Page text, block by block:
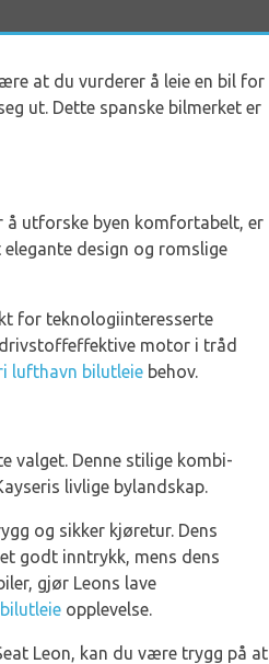
at du vurderer å leie en bil for
ut. Dette spanske bilmerket er
å utforske byen komfortabelt, er
design og romslige
for teknologiinteresserte
motor i tråd
lufthavn bilutleie behov.
valget. Denne stilige kombi-
livlige bylandskap.
og sikker kjøretur. Dens
godt inntrykk, mens dens
gjør Leons lave
opplevelse.
Leon, kan du være trygg på at